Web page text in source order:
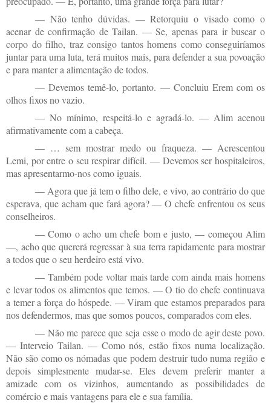
— Não tenho dúvidas. — Retorquiu o visado como o
acenar de confirmação de Tailan. — Se, apenas para ir buscar o
corpo do filho, traz consigo tantos homens como conseguiríamos
juntar para uma luta, terá muitos mais, para defender a sua povoação
e para manter a alimentação de todos.
— Devemos temê-lo, portanto. — Concluiu Erem com os
olhos fixos no vazio.
— No mínimo, respeitá-lo e agradá-lo. — Alim acenou
afirmativamente com a cabeça.
— … sem mostrar medo ou fraqueza. — Acrescentou
Lemi, por entre o seu respirar difícil. — Devemos ser hospitaleiros,
mas apresentarmo-nos como iguais.
— Agora que já tem o filho dele, e vivo, ao contrário do que
esperava, que acham que fará agora? — O chefe enfrentou os seus
conselheiros.
— Como o acho um chefe bom e justo, — começou Alim
—, acho que quererá regressar à sua terra rapidamente para mostrar
a todos que o seu herdeiro está vivo.
— Também pode voltar mais tarde com ainda mais homens
e levar todos os alimentos que temos. — O tio do chefe continuava
a temer a força do hóspede. — Viram que estamos preparados para
nos defendermos, mas que somos poucos, comparados com eles.
— Não me parece que seja esse o modo de agir deste povo.
— Interveio Tailan. — Como nós, estão fixos numa localização.
Não são como os nómadas que podem destruir tudo numa região e
depois simplesmente mudar-se. Eles devem preferir manter a
amizade com os vizinhos, aumentando as possibilidades de
comércio e mais vantagens para ele e sua família.